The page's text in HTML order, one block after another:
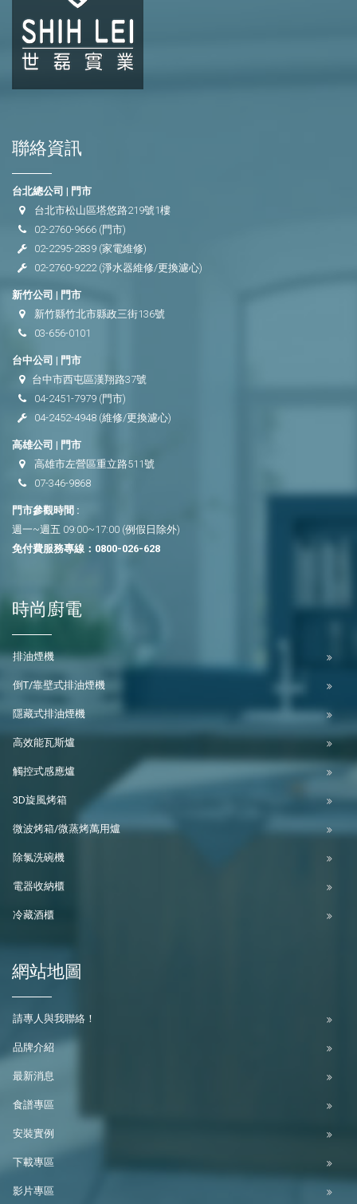
聯絡資訊
台北總公司 | 門市
台北市松山區塔悠路219號1樓
02-2760-9666 (門市)
02-2295-2839 (家電維修)
02-2760-9222(淨水器維修/更換濾心)
新竹公司 | 門市
新竹縣竹北市縣政三街136號
03-656-0101
台中公司 | 門市
台中市西屯區漢翔路37號
04-2451-7979 (門市)
04-2452-4948 (維修/更換濾心)
高雄公司 | 門市
高雄市左營區重立路511號
07-346-9868
門市參觀時間 :
週一~週五 09:00~17:00 (例假日除外)
免付費服務專線： 0800-026-628
時尚廚電
排油煙機
倒T/靠壁式排油煙機
隱藏式排油煙機
高效能瓦斯爐
觸控式感應爐
3D旋風烤箱
微波烤箱/微蒸烤萬用爐
除氯洗碗機
電器收納櫃
冷藏酒櫃
網站地圖
請專人與我聯絡！
品牌介紹
最新消息
食譜專區
安裝實例
下載專區
影片專區